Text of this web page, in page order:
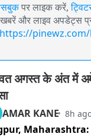
पर लाइक करें,
खबरें और लाइव अपडेट्स
https://
अगस्त के अंत में
AMAR KANE 8h
Maharashtra: